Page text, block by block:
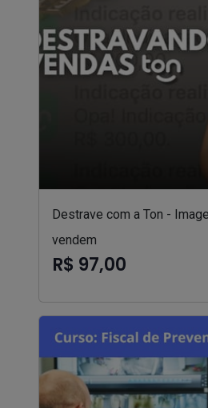
Destrave com a Ton -
vendem
R$ 97,00